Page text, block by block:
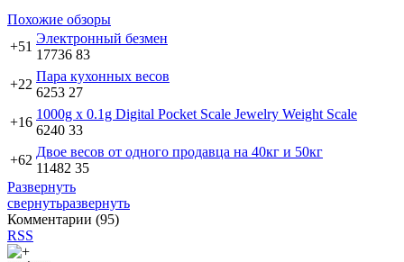
Похожие обзоры
+51
Электронный безмен
17736 83
+22
Пара кухонных весов
6253 27
+16
1000g x 0.1g Digital Pocket Scale Jewelry Weight Scale
6240 33
+62
Двое весов от одного продавца на 40кг и 50кг
11482 35
Развернуть
свернутьразвернуть
Комментарии (95)
RSS